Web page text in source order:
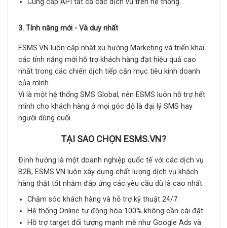
3. Tính năng mới - Và duy nhất
ESMS.VN luôn cập nhật xu hướng Marketing và triển khai
các tính năng mới hỗ trợ khách hàng đạt hiệu quả cao
nhất trong các chiến dịch tiếp cận mục tiêu kinh doanh
của mình.
Vì là một hệ thống SMS Global, nên ESMS luôn hỗ trợ hết
mình cho khách hàng ở mọi góc độ là đại lý SMS hay
người dùng cuối.
TẠI SAO CHỌN ESMS.VN?
Định hướng là một doanh nghiệp quốc tế với các dịch vụ
B2B, ESMS.VN luôn xây dựng chất lượng dịch vụ khách
hàng thật tốt nhằm đáp ứng các yêu cầu dù là cao nhất.
Chăm sóc khách hàng và hỗ trợ kỹ thuật 24/7.
Hệ thống Online tự động hóa 100% không cần cài đặt.
Hỗ trợ target đối tượng mạnh mẽ như Google Ads và